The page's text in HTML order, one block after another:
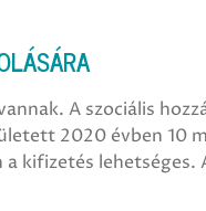
A szociális
2020 évben 10
kifizetés lehetséges.